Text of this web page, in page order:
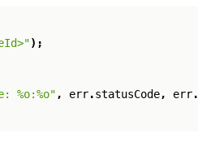
);
%o:%o" , err.statusCode, err.